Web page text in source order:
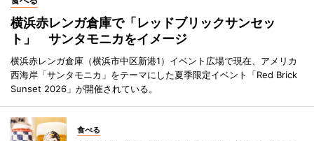
横浜赤レンガ倉庫で「レッドブリックサンセッ
ト」 サンタモニカをイメージ
横浜赤レンガ倉庫（横浜市中区新港1）イベント広場で現在、アメリカ
西海岸「サンタモニカ」をテーマにした夏季限定イベント「Red Brick
Sunset 2026」が開催されている。
食べる